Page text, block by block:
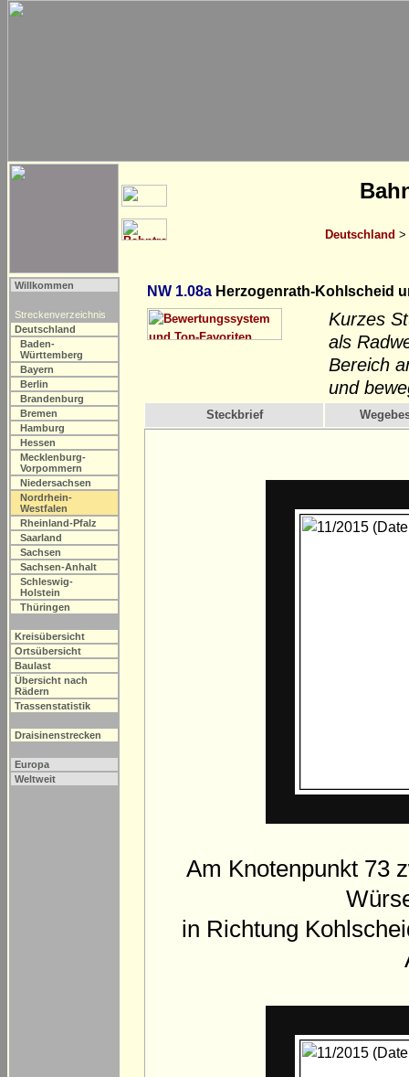
Deutschland >
Willkommen
Streckenverzeichnis
Deutschland
Baden-
Württemberg
Bayern
Berlin
Brandenburg
Bremen
Hamburg
Hessen
Mecklenburg-
Vorpommern
Niedersachsen
Nordrhein-
Westfalen
Rheinland-Pfalz
Saarland
Sachsen
Sachsen-Anhalt
Schleswig-
Holstein
Thüringen
Kreisübersicht
Ortsübersicht
Baulast
Übersicht nach
Rädern
Trassenstatistik
Draisinenstrecken
Europa
Weltweit
NW 1.08a Herzogenrath-Kohlscheid
Kurzes
als
Bereich
und
Steckbrief
Am Knotenpunkt 73
in Richtung